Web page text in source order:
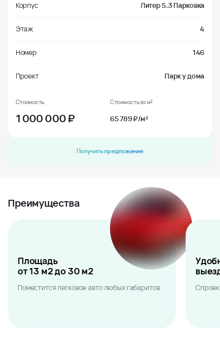
Корпус Литер 5.3 Парковка
Этаж 4
Номер 146
Проект Парк у дома
Стоимость
1 000 000₽
Стоимость за м²
65 789 ₽/м²
Получить предложение
Преимущества
Площадь
от 13 м2 до 30 м2
Поместится легковое авто любых габаритов